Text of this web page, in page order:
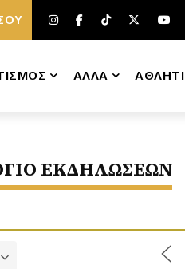
ΑΛΛΑ
ΕΚΔΗΛΩΣΕΩΝ